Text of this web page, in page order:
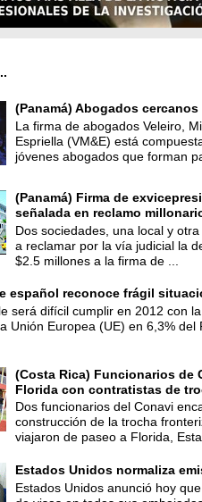
(Panamá) Abogados
La firma de abogados Veleiro,
Espriella (VM&E) está
jóvenes abogados que forman
(Panamá) Firma de
señalada en reclamo
Dos sociedades, una local y
a reclamar por la vía judicial la
$2.5 millones a la firma de ...
español reconoce frágil
será difícil cumplir en 2012 con
Unión Europea (UE) en 6,3% del
(Costa Rica) Funcionarios de
Florida con contratistas de
Dos funcionarios del Conavi
construcción de la trocha
viajaron de paseo a Florida,
Estados Unidos normaliza
Estados Unidos anunció hoy